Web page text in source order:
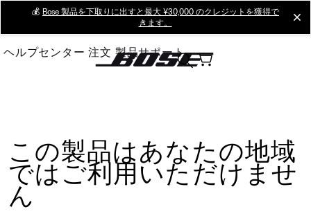
Main
💰 Bose 製品を下取りに出すと最大 ¥30,000 のクレジットを獲得で
きます。
ヘルプセンター 注文 製品サポート
この製品はあなたの地域
ではご利用いただけませ
ん